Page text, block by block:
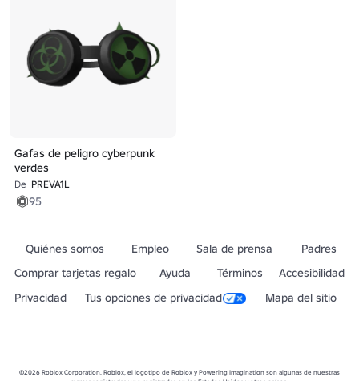
Gafas de peligro cyberpunk
verdes
De PREVA1L
95
Quiénes somos Empleo Sala de prensa
Padres
Comprar tarjetas regalo
Ayuda Términos
Accesibilidad
Privacidad
Tus opciones de privacidad Mapa del sitio
©2026 Roblox Corporation. Roblox, el logotipo de Roblox y Powering Imagination son algunas de nuestras